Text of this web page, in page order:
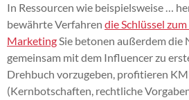
In Ressourcen wie beispielsweise …
bewährte Verfahren die Schlüssel
MarketingSie betonen außerdem
gemeinsam mit dem Influencer zu
Drehbuch vorzugeben, profitieren
(Kernbotschaften, rechtliche